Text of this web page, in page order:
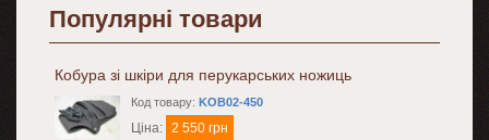
Популярні товари
Кобура зі шкіри для перукарських ножиць
Код товару: KOB02-450
Ціна: 2 550 грн